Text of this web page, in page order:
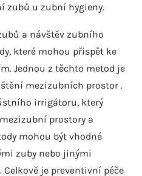
zubů u zubní hygieny.
a návštěv zubního
které mohou přispět ke
Jednou z těchto metod je
mezizubních prostor .
irrigátoru, který
prostory a
mohou být vhodné
zuby nebo jinými
je preventivní péče